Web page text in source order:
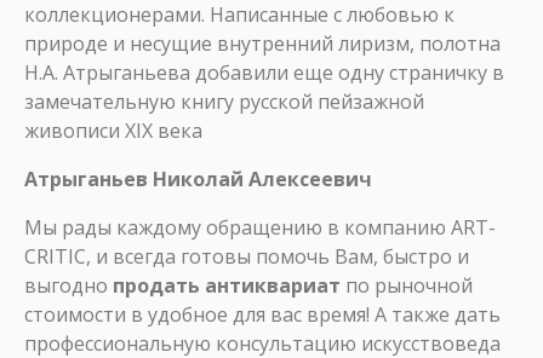
коллекционерами. Написанные с любовью к
природе и несущие внутренний лиризм, полотна
Н.А. Атрыганьева добавили еще одну страничку в
замечательную книгу русской пейзажной
живописи XIX века
Атрыганьев Николай Алексеевич
Мы рады каждому обращению в компанию ART-
CRITIC, и всегда готовы помочь Вам, быстро и
выгодно продать антиквариат по рыночной
стоимости в удобное для вас время! А также дать
профессиональную консультацию искусствоведа